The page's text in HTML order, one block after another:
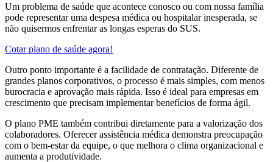
Um problema de saúde que acontece conosco ou com nossa família
pode representar uma despesa médica ou hospitalar inesperada, se
não quisermos enfrentar as longas esperas do SUS.
Cotar plano de saúde agora!
Outro ponto importante é a facilidade de contratação. Diferente de
grandes planos corporativos, o processo é mais simples, com menos
burocracia e aprovação mais rápida. Isso é ideal para empresas em
crescimento que precisam implementar benefícios de forma ágil.
O plano PME também contribui diretamente para a valorização dos
colaboradores. Oferecer assistência médica demonstra preocupação
com o bem-estar da equipe, o que melhora o clima organizacional e
aumenta a produtividade.